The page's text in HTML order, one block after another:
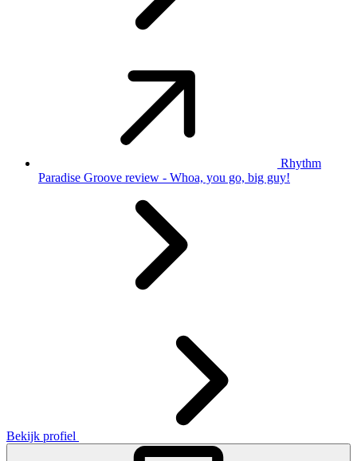
Rhythm
Paradise Groove review - Whoa, you go, big guy!
Bekijk profiel